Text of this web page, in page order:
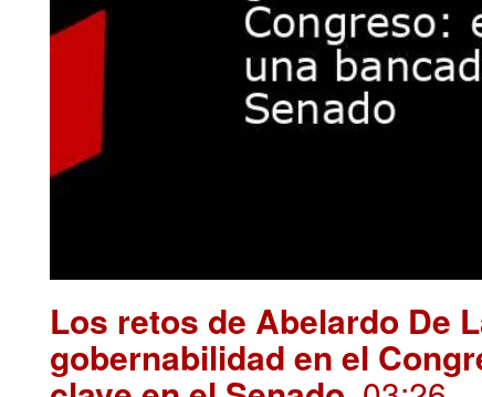
Los retos de Abelardo De
gobernabilidad en el